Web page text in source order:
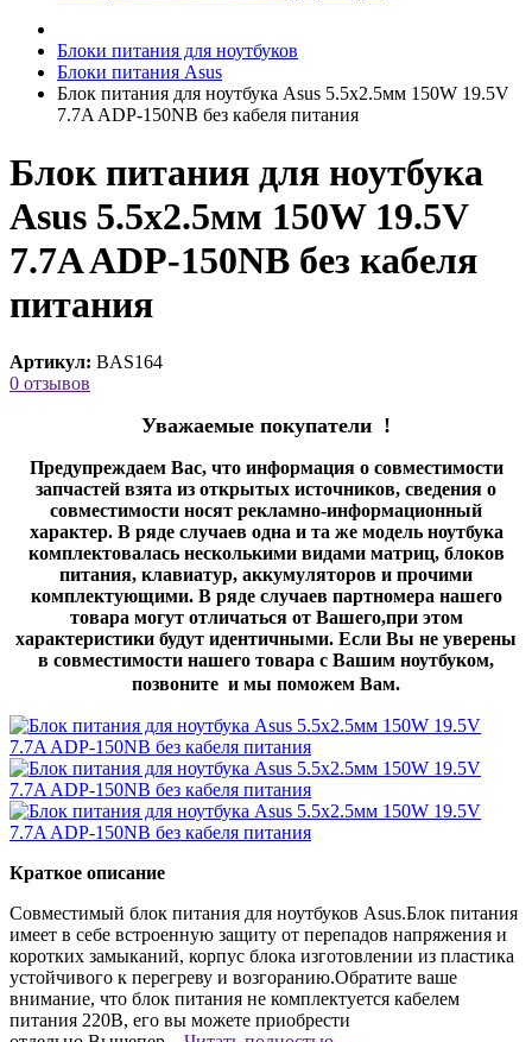
Блоки питания для ноутбуков
Блоки питания Asus
Блок питания для ноутбука Asus 5.5x2.5мм 150W 19.5V
7.7A ADP-150NB без кабеля питания
Блок питания для ноутбука
Asus 5.5x2.5мм 150W 19.5V
7.7A ADP-150NB без кабеля
питания
Артикул: BAS164
0 отзывов
Уважаемые покупатели !
Предупреждаем Вас, что информация о совместимости
запчастей взята из открытых источников, сведения о
совместимости носят рекламно-информационный
характер. В ряде случаев одна и та же модель ноутбука
комплектовалась несколькими видами матриц, блоков
питания, клавиатур, аккумуляторов и прочими
комплектующими. В ряде случаев партномера нашего
товара могут отличаться от Вашего,при этом
характеристики будут идентичными. Если Вы не уверены
в совместимости нашего товара с Вашим ноутбуком,
позвоните и мы поможем Вам.
Краткое описание
Совместимый блок питания для ноутбуков Asus.Блок питания
имеет в себе встроенную защиту от перепадов напряжения и
коротких замыканий, корпус блока изготовлении из пластика
устойчивого к перегреву и возгоранию.Обратите ваше
внимание, что блок питания не комплектуется кабелем
питания 220В, его вы можете приобрести